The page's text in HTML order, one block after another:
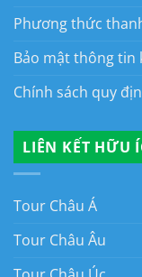
Phương thức
Bảo mật thông tin
Chính sách quy
LIÊN KẾT HỮU
Tour Châu Á
Tour Châu Âu